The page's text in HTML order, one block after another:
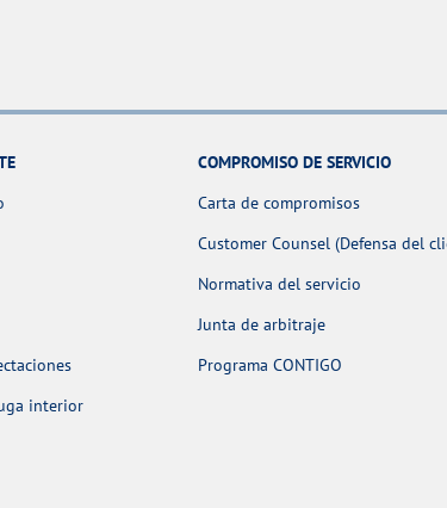
interior
COMPROMISO DE SERVICIO
Carta de compromisos
Customer Counsel (Defensa del
Normativa del servicio
Junta de arbitraje
Programa CONTIGO